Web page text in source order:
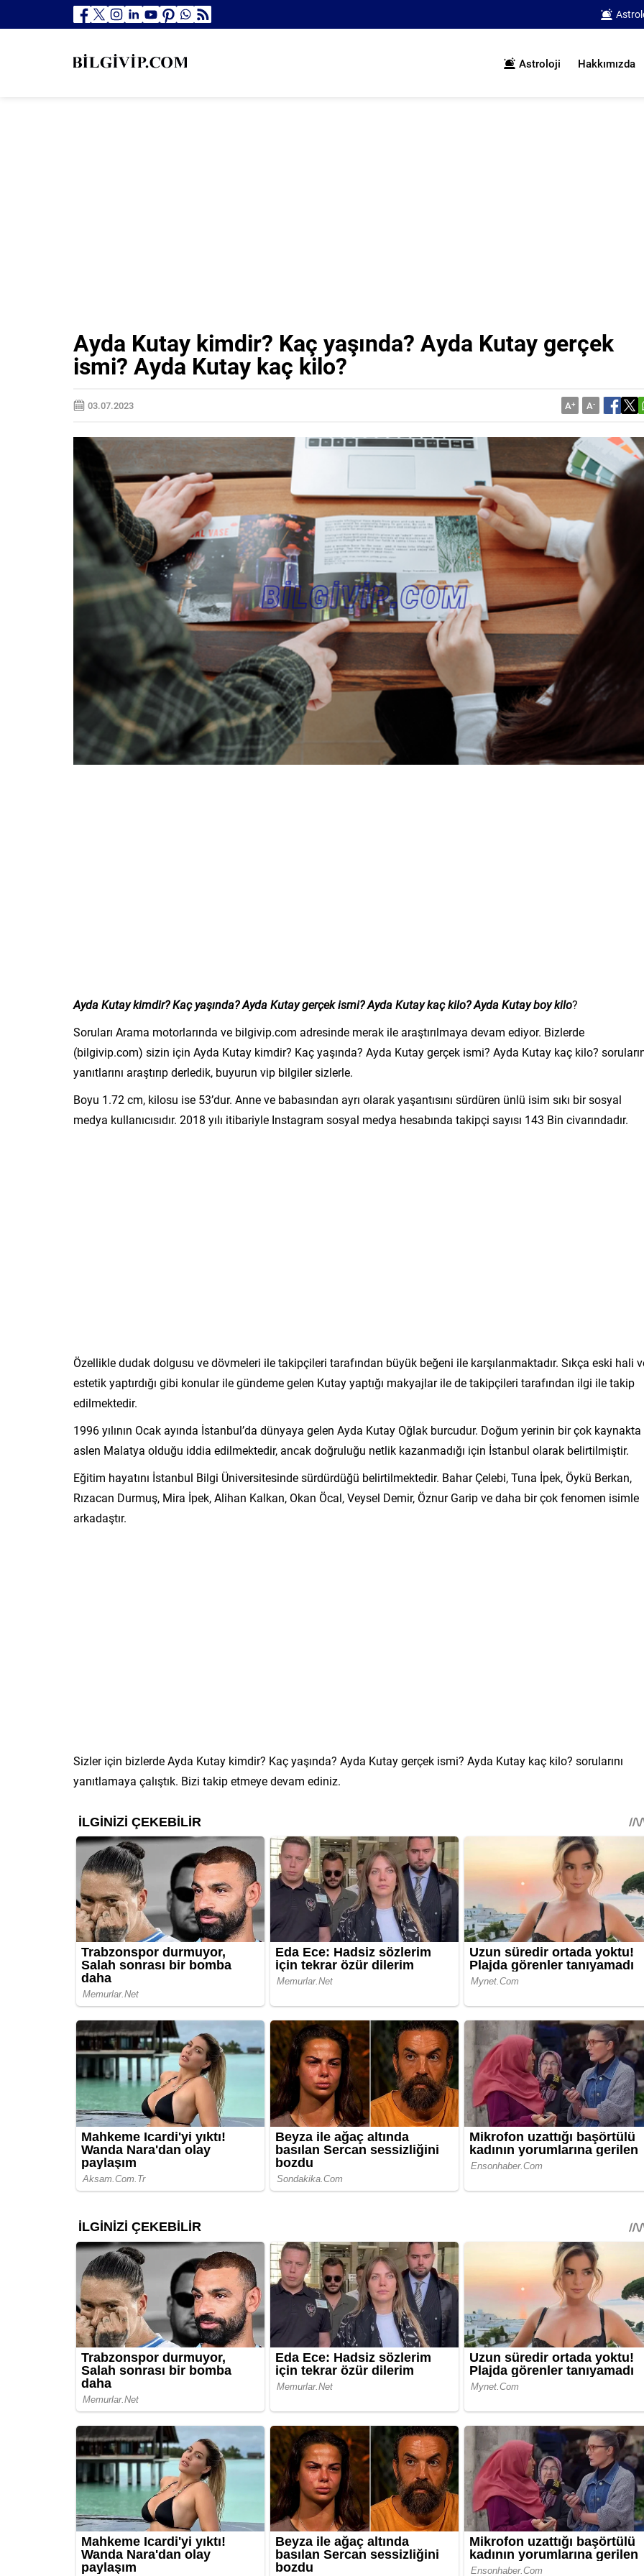
Astroloji Hakkımızda
Ayda Kutay kimdir? Kaç yaşında? Ayda Kutay gerçek
ismi? Ayda Kutay kaç kilo?
03.07.2023 A+ A-
Ayda Kutay kimdir? Kaç yaşında? Ayda Kutay gerçek ismi? Ayda Kutay kaç kilo? Ayda Kutay boy kilo?
Soruları Arama motorlarında ve bilgivip.com adresinde merak ile araştırılmaya devam ediyor. Bizlerde
(bilgivip.com) sizin için Ayda Kutay kimdir? Kaç yaşında? Ayda Kutay gerçek ismi? Ayda Kutay kaç kilo?
yanıtlarını araştırıp derledik, buyurun vip bilgiler sizlerle.
Boyu 1.72 cm, kilosu ise 53’dur. Anne ve babasından ayrı olarak yaşantısını sürdüren ünlü isim sıkı bir sosyal
medya kullanıcısıdır. 2018 yılı itibariyle Instagram sosyal medya hesabında takipçi sayısı 143 Bin civarındadır.
Özellikle dudak dolgusu ve dövmeleri ile takipçileri tarafından büyük beğeni ile karşılanmaktadır. Sıkça eski hali
estetik yaptırdığı gibi konular ile gündeme gelen Kutay yaptığı makyajlar ile de takipçileri tarafından ilgi ile takip
edilmektedir.
1996 yılının Ocak ayında İstanbul’da dünyaya gelen Ayda Kutay Oğlak burcudur. Doğum yerinin bir çok kaynakta
aslen Malatya olduğu iddia edilmektedir, ancak doğruluğu netlik kazanmadığı için İstanbul olarak belirtilmiştir.
Eğitim hayatını İstanbul Bilgi Üniversitesinde sürdürdüğü belirtilmektedir. Bahar Çelebi, Tuna İpek, Öykü Berkan,
Rızacan Durmuş, Mira İpek, Alihan Kalkan, Okan Öcal, Veysel Demir, Öznur Garip ve daha bir çok fenomen isimle
arkadaştır.
Sizler için bizlerde Ayda Kutay kimdir? Kaç yaşında? Ayda Kutay gerçek ismi? Ayda Kutay kaç kilo? sorularını
yanıtlamaya çalıştık. Bizi takip etmeye devam ediniz.